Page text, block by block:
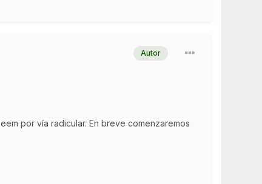
Autor
por vía radicular. En breve comenzaremos